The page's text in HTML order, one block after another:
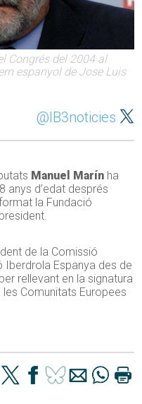
Congrés del 2004 al
espanyol de Jose Luis
@IB3noticies
Manuel Marín ha
anys d’edat després
la Fundació
de la Comissió
Iberdrola Espanya des de
rellevant en la signatura
les Comunitats Europees